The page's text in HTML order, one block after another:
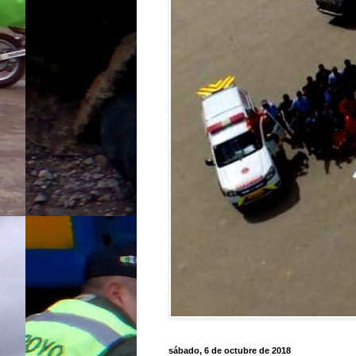
sábado, 6 de octubre de 2018